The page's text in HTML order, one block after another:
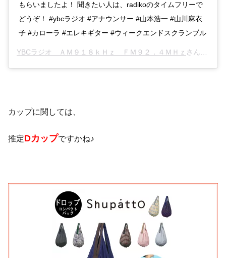
もらいましたよ！ 聞きたい人は、radikoのタイムフリーで
どうぞ！ #ybcラジオ #アナウンサー #山本浩一 #山川麻衣
子 #カローラ #エレキギター #ウィークエンドスクランブル
YBCラジオ ＡＭ９１８ｋＨｚ ＦＭ９２．４ＭＨｚ さん(@ybc_radio)がシェアした投稿 –
カップに関しては、
推定Dカップですかね♪